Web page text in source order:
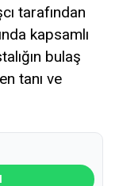
tarafından
kapsamlı
bulaş
tanı ve